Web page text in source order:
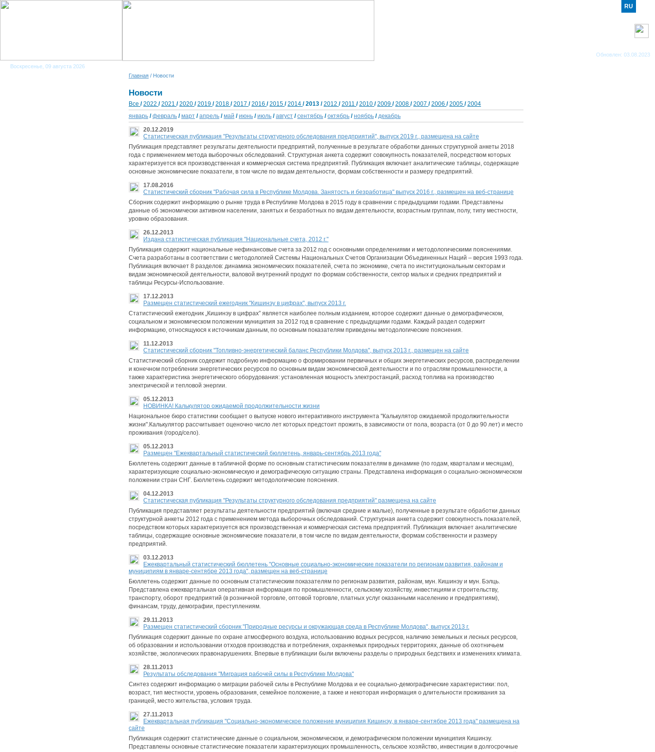
Воскресенье, 09 августа 2026
RU
Обновлен: 03.08.2023
Главная / Новости
Новости
Все /2022 /2021 /2020 /2019 /2018 /2017 /2016 /2015 /2014 / 2013 /2012 /2011 /2010 /2009 /2008 /2007 /2006 /2005 /2004
январь /февраль /март /апрель /май /июнь /июль /август /сентябрь /октябрь /ноябрь /декабрь
20.12.2019
Cтатистическая публикация "Результаты структурного обследования предприятий", выпуск 2019 г., pазмещена на сайте
Публикация представляет результаты деятельности предприятий, полученные в результате обработки данных структурной анкеты 2018
года с применением метода выборочных обследований. Структурная анкета содержит совокупность показателей, посредством которых
характеризуется вся производственная и коммерческая система предприятий. Публикация включает аналитические таблицы, содержащие
основные экономические показатели, в том числе по видам деятельности, формам собственности и размеру предприятий.
17.08.2016
Cтатистический сборник "Рабочая сила в Республике Молдова. Занятость и безработица" выпуск 2016 г., размещен на веб-странице
Сборник содержит информацию о рынке труда в Республике Молдова в 2015 году в сравнении с предыдущими годами. Представлены
данные об экономически активном населении, занятых и безработных по видам деятельности, возрастным группам, полу, типу местности,
уровню образования.
26.12.2013
Изданa статистическая публикация "Национальные счета, 2012 г."
Публикация содержит национальные нефинансовые счета за 2012 год с основными определениями и методологическими пояснениями.
Счета разработаны в соответствии с методологией Системы Национальных Счетов Организации Объединенных Наций – версия 1993 года.
Публикация включает 8 разделов: динамика экономических показателей, счета по экономике, счета по институциональным секторам и
видам экономической деятельности, валовой внутренний продукт по формам собственности, сектор малых и средних предприятий и
таблицы Ресурсы-Использование.
17.12.2013
Размещен статистический ежегодник "Кишинэу в цифрах", выпуск 2013 г.
Статистический ежегодник „Кишинэу в цифрах” является наиболее полным изданием, которое содержит данные о демографическом,
социальном и экономическом положении муниципия за 2012 год в сравнение с предыдущими годами. Каждый раздел содержит
информацию, относящуюся к источникам данным, по основным показателям приведены методологические пояснения.
11.12.2013
Cтатистический сборник "Топливно-энергетический баланс Республики Молдова", выпуск 2013 г., pазмещен на сайте
Статистический сборник содержит подробную информацию о формировании первичных и общих энергетических ресурсов, распределении
и конечном потреблении энергетических ресурсов по основным видам экономической деятельности и по отраслям промышленности, а
также характеристика энергетического оборудования: установленная мощность электростанций, расход топлива на производство
электрической и тепловой энергии.
05.12.2013
НОВИНКА! Калькулятор ожидаемой продолжительности жизни
Национальное бюро статистики сообщает о выпуске нового интерактивного инструмента "Калькулятор ожидаемой продолжительности
жизни".Калькулятор рассчитывает оценочно число лет которых предстоит прожить, в зависимости от пола, возраста (от 0 до 90 лет) и место
проживания (город/село).
05.12.2013
Размещен "Ежеквартальный статистический бюллетень, январь-сентябрь 2013 года"
Бюллетень содержит данные в табличной форме по основным статистическим показателям в динамике (по годам, кварталам и месяцам),
характеризующие социально-экономическую и демографическую ситуацию страны. Представлена информация о социально-экономическом
положении стран СНГ. Бюллетень содержит методологические пояснения.
04.12.2013
Cтатистическая публикация "Результаты структурного обследования предприятий" pазмещена на сайте
Публикация представляет результаты деятельности предприятий (включая средние и малые), полученные в результате обработки данных
структурной анкеты 2012 года с применением метода выборочных обследований. Структурная анкета содержит совокупность показателей,
посредством которых характеризуется вся производственная и коммерческая система предприятий. Публикация включает аналитические
таблицы, содержащие основные экономические показатели, в том числе по видам деятельности, формам собственности и размеру
предприятий.
03.12.2013
Ежеквартальный статистический бюллетень "Основные социально-экономические показатели по регионам развития, районам и
муниципиям в январе-сентябре 2013 года", размещен на веб-странице
Бюллетень содержит данные по основным статистическим показателям по регионам развития, районам, мун. Кишинэу и мун. Бэлць.
Представлена ежеквартальная оперативная информация по промышленности, сельскому хозяйству, инвестициям и строительству,
транспорту, оборот предприятий (в розничной торговле, оптовой торговле, платных услуг оказанными населению и предприятиям),
финансам, труду, демографии, преступлениям.
29.11.2013
Размещен статистический сборник "Природные ресурсы и окружающая среда в Республике Молдова", выпуск 2013 г.
Публикация содержит данные по охране атмосферного воздуха, использованию водных ресурсов, наличию земельных и лесных ресурсов,
об образовании и использовании отходов производства и потребления, охраняемых природных территориях, данные об охотничьем
хозяйстве, экологических правонарушениях. Впервые в публикации были включены разделы о природных бедствиях и изменениях климата.
28.11.2013
Результаты обследования "Миграция рабочей силы в Республике Молдова"
Синтез содержит информацию о миграции рабочей силы в Республике Молдова и ее социально-демографические характеристики: пол,
возраст, тип местности, уровень образования, семейное положение, а также и некоторая информация о длительности проживания за
границей, место жительства, условия труда.
27.11.2013
Eжеквартальная публикация "Социально-экономическое положение муниципия Кишинэу, в январе-сентябре 2013 года" размещена на
сайте
Публикация содержит статистические данные о социальном, экономическом, и демографическом положении муниципия Кишинэу.
Представлены основные статистические показатели характеризующих промышленность, сельское хозяйство, инвестиции в долгосрочные